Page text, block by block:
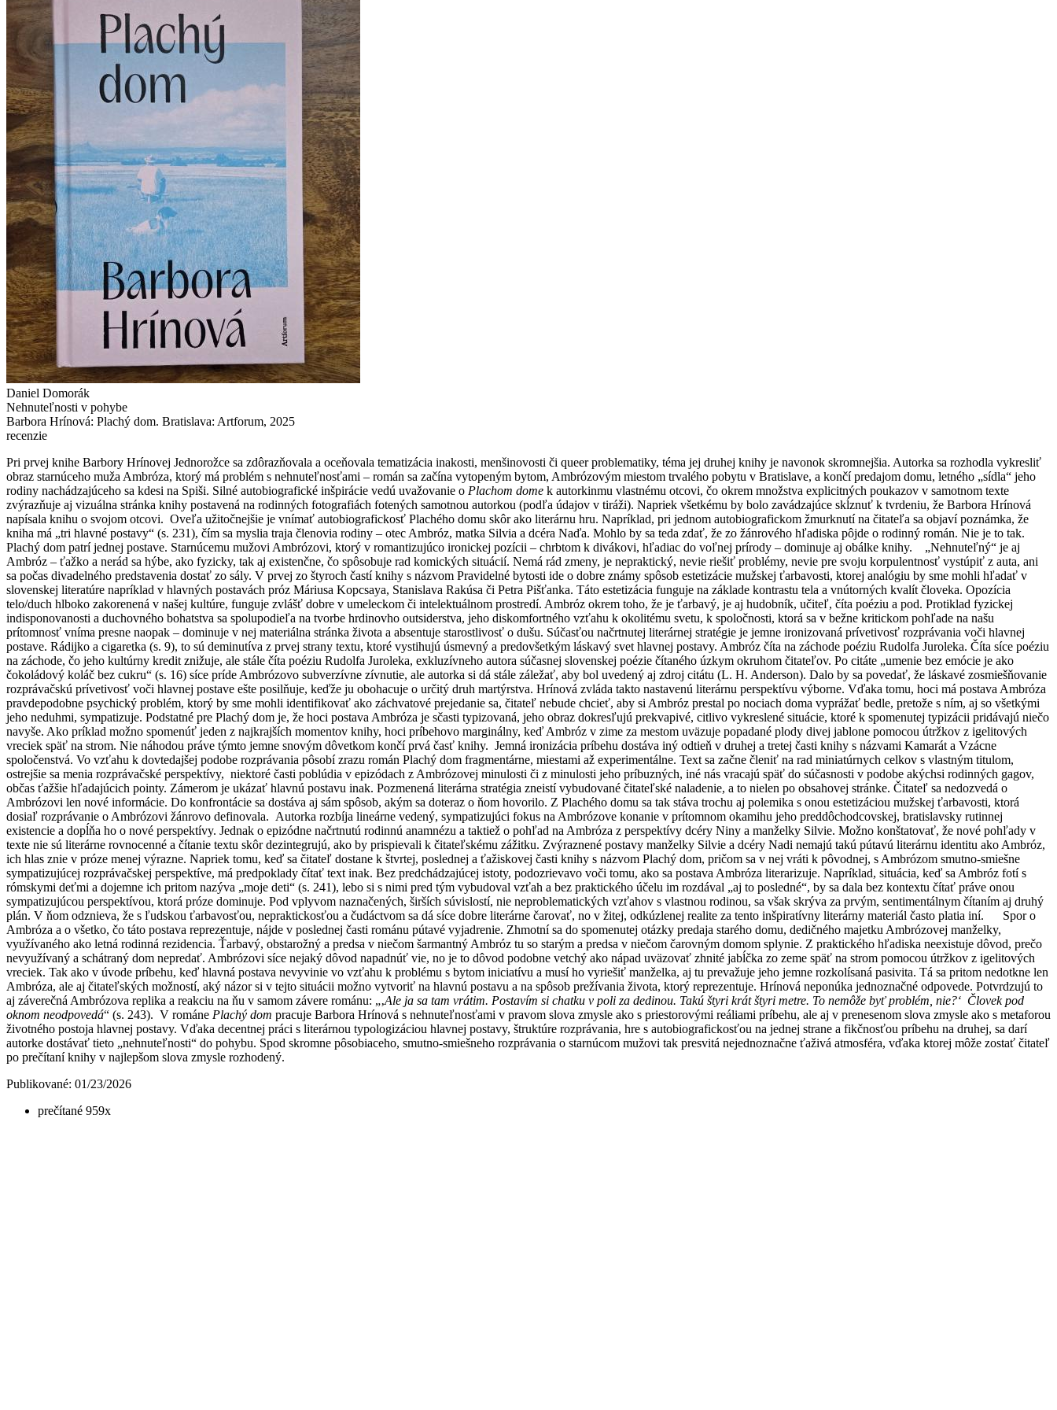
Daniel Domorák
Nehnuteľnosti v pohybe
Barbora Hrínová: Plachý dom. Bratislava: Artforum, 2025
recenzie
Pri prvej knihe Barbory Hrínovej Jednorožce sa zdôrazňovala a oceňovala tematizácia inakosti, menšinovosti či queer problematiky, téma jej druhej knihy je navonok skromnejšia. Autorka sa rozhodla vykresliť
obraz starnúceho muža Ambróza, ktorý má problém s nehnuteľnosťami – román sa začína vytopeným bytom, Ambrózovým miestom trvalého pobytu v Bratislave, a končí predajom domu, letného „sídla“ jeho
rodiny nachádzajúceho sa kdesi na Spiši. Silné autobiografické inšpirácie vedú uvažovanie o Plachom dome k autorkinmu vlastnému otcovi, čo okrem množstva explicitných poukazov v samotnom texte
zvýrazňuje aj vizuálna stránka knihy postavená na rodinných fotografiách fotených samotnou autorkou (podľa údajov v tiráži). Napriek všetkému by bolo zavádzajúce skĺznuť k tvrdeniu, že Barbora Hrínová
napísala knihu o svojom otcovi. Oveľa užitočnejšie je vnímať autobiografickosť Plachého domu skôr ako literárnu hru. Napríklad, pri jednom autobiografickom žmurknutí na čitateľa sa objaví poznámka, že
kniha má „tri hlavné postavy“ (s. 231), čím sa myslia traja členovia rodiny – otec Ambróz, matka Silvia a dcéra Naďa. Mohlo by sa teda zdať, že zo žánrového hľadiska pôjde o rodinný román. Nie je to tak.
Plachý dom patrí jednej postave. Starnúcemu mužovi Ambrózovi, ktorý v romantizujúco ironickej pozícii – chrbtom k divákovi, hľadiac do voľnej prírody – dominuje aj obálke knihy. „Nehnuteľný“ je aj
Ambróz – ťažko a nerád sa hýbe, ako fyzicky, tak aj existenčne, čo spôsobuje rad komických situácií. Nemá rád zmeny, je nepraktický, nevie riešiť problémy, nevie pre svoju korpulentnosť vystúpiť z auta, ani
sa počas divadelného predstavenia dostať zo sály. V prvej zo štyroch častí knihy s názvom Pravidelné bytosti ide o dobre známy spôsob estetizácie mužskej ťarbavosti, ktorej analógiu by sme mohli hľadať v
slovenskej literatúre napríklad v hlavných postavách próz Máriusa Kopcsaya, Stanislava Rakúsa či Petra Pišťanka. Táto estetizácia funguje na základe kontrastu tela a vnútorných kvalít človeka. Opozícia
telo/duch hlboko zakorenená v našej kultúre, funguje zvlášť dobre v umeleckom či intelektuálnom prostredí. Ambróz okrem toho, že je ťarbavý, je aj hudobník, učiteľ, číta poéziu a pod. Protiklad fyzickej
indisponovanosti a duchovného bohatstva sa spolupodieľa na tvorbe hrdinovho outsiderstva, jeho diskomfortného vzťahu k okolitému svetu, k spoločnosti, ktorá sa v bežne kritickom pohľade na našu
prítomnosť vníma presne naopak – dominuje v nej materiálna stránka života a absentuje starostlivosť o dušu. Súčasťou načrtnutej literárnej stratégie je jemne ironizovaná prívetivosť rozprávania voči hlavnej
postave. Rádijko a cigaretka (s. 9), to sú deminutíva z prvej strany textu, ktoré vystihujú úsmevný a predovšetkým láskavý svet hlavnej postavy. Ambróz číta na záchode poéziu Rudolfa Juroleka. Číta síce poéziu
na záchode, čo jeho kultúrny kredit znižuje, ale stále číta poéziu Rudolfa Juroleka, exkluzívneho autora súčasnej slovenskej poézie čítaného úzkym okruhom čitateľov. Po citáte „umenie bez emócie je ako
čokoládový koláč bez cukru“ (s. 16) síce príde Ambrózovo subverzívne zívnutie, ale autorka si dá stále záležať, aby bol uvedený aj zdroj citátu (L. H. Anderson). Dalo by sa povedať, že láskavé zosmiešňovanie
rozprávačskú prívetivosť voči hlavnej postave ešte posilňuje, keďže ju obohacuje o určitý druh martýrstva. Hrínová zvláda takto nastavenú literárnu perspektívu výborne. Vďaka tomu, hoci má postava Ambróza
pravdepodobne psychický problém, ktorý by sme mohli identifikovať ako záchvatové prejedanie sa, čitateľ nebude chcieť, aby si Ambróz prestal po nociach doma vyprážať bedle, pretože s ním, aj so všetkými
jeho neduhmi, sympatizuje. Podstatné pre Plachý dom je, že hoci postava Ambróza je sčasti typizovaná, jeho obraz dokresľujú prekvapivé, citlivo vykreslené situácie, ktoré k spomenutej typizácii pridávajú niečo
navyše. Ako príklad možno spomenúť jeden z najkrajších momentov knihy, hoci príbehovo marginálny, keď Ambróz v zime za mestom uväzuje popadané plody divej jablone pomocou útržkov z igelitových
vreciek späť na strom. Nie náhodou práve týmto jemne snovým dôvetkom končí prvá časť knihy. Jemná ironizácia príbehu dostáva iný odtieň v druhej a tretej časti knihy s názvami Kamarát a Vzácne
spoločenstvá. Vo vzťahu k dovtedajšej podobe rozprávania pôsobí zrazu román Plachý dom fragmentárne, miestami až experimentálne. Text sa začne členiť na rad miniatúrnych celkov s vlastným titulom,
ostrejšie sa menia rozprávačské perspektívy, niektoré časti poblúdia v epizódach z Ambrózovej minulosti či z minulosti jeho príbuzných, iné nás vracajú späť do súčasnosti v podobe akýchsi rodinných gagov,
občas ťažšie hľadajúcich pointy. Zámerom je ukázať hlavnú postavu inak. Pozmenená literárna stratégia zneistí vybudované čitateľské naladenie, a to nielen po obsahovej stránke. Čitateľ sa nedozvedá o
Ambrózovi len nové informácie. Do konfrontácie sa dostáva aj sám spôsob, akým sa doteraz o ňom hovorilo. Z Plachého domu sa tak stáva trochu aj polemika s onou estetizáciou mužskej ťarbavosti, ktorá
dosiaľ rozprávanie o Ambrózovi žánrovo definovala. Autorka rozbíja lineárne vedený, sympatizujúci fokus na Ambrózove konanie v prítomnom okamihu jeho preddôchodcovskej, bratislavsky rutinnej
existencie a dopĺňa ho o nové perspektívy. Jednak o epizódne načrtnutú rodinnú anamnézu a taktiež o pohľad na Ambróza z perspektívy dcéry Niny a manželky Silvie. Možno konštatovať, že nové pohľady v
texte nie sú literárne rovnocenné a čítanie textu skôr dezintegrujú, ako by prispievali k čitateľskému zážitku. Zvýraznené postavy manželky Silvie a dcéry Nadi nemajú takú pútavú literárnu identitu ako Ambróz,
ich hlas znie v próze menej výrazne. Napriek tomu, keď sa čitateľ dostane k štvrtej, poslednej a ťažiskovej časti knihy s názvom Plachý dom, pričom sa v nej vráti k pôvodnej, s Ambrózom smutno-smiešne
sympatizujúcej rozprávačskej perspektíve, má predpoklady čítať text inak. Bez predchádzajúcej istoty, podozrievavo voči tomu, ako sa postava Ambróza literarizuje. Napríklad, situácia, keď sa Ambróz fotí s
rómskymi deťmi a dojemne ich pritom nazýva „moje deti“ (s. 241), lebo si s nimi pred tým vybudoval vzťah a bez praktického účelu im rozdával „aj to posledné“, by sa dala bez kontextu čítať práve onou
sympatizujúcou perspektívou, ktorá próze dominuje. Pod vplyvom naznačených, širších súvislostí, nie neproblematických vzťahov s vlastnou rodinou, sa však skrýva za prvým, sentimentálnym čítaním aj druhý
plán. V ňom odznieva, že s ľudskou ťarbavosťou, nepraktickosťou a čudáctvom sa dá síce dobre literárne čarovať, no v žitej, odkúzlenej realite za tento inšpiratívny literárny materiál často platia iní. Spor o
Ambróza a o všetko, čo táto postava reprezentuje, nájde v poslednej časti románu pútavé vyjadrenie. Zhmotní sa do spomenutej otázky predaja starého domu, dedičného majetku Ambrózovej manželky,
využívaného ako letná rodinná rezidencia. Ťarbavý, obstarožný a predsa v niečom šarmantný Ambróz tu so starým a predsa v niečom čarovným domom splynie. Z praktického hľadiska neexistuje dôvod, prečo
nevyužívaný a schátraný dom nepredať. Ambrózovi síce nejaký dôvod napadnúť vie, no je to dôvod podobne vetchý ako nápad uväzovať zhnité jabĺčka zo zeme späť na strom pomocou útržkov z igelitových
vreciek. Tak ako v úvode príbehu, keď hlavná postava nevyvinie vo vzťahu k problému s bytom iniciatívu a musí ho vyriešiť manželka, aj tu prevažuje jeho jemne rozkolísaná pasivita. Tá sa pritom nedotkne len
Ambróza, ale aj čitateľských možností, aký názor si v tejto situácii možno vytvoriť na hlavnú postavu a na spôsob prežívania života, ktorý reprezentuje. Hrínová neponúka jednoznačné odpovede. Potvrdzujú to
aj záverečná Ambrózova replika a reakciu na ňu v samom závere románu: „‚Ale ja sa tam vrátim. Postavím si chatku v poli za dedinou. Takú štyri krát štyri metre. To nemôže byť problém, nie?‘ Človek pod
oknom neodpovedá“ (s. 243). V románe Plachý dom pracuje Barbora Hrínová s nehnuteľnosťami v pravom slova zmysle ako s priestorovými reáliami príbehu, ale aj v prenesenom slova zmysle ako s metaforou
životného postoja hlavnej postavy. Vďaka decentnej práci s literárnou typologizáciou hlavnej postavy, štruktúre rozprávania, hre s autobiografickosťou na jednej strane a fikčnosťou príbehu na druhej, sa darí
autorke dostávať tieto „nehnuteľnosti“ do pohybu. Spod skromne pôsobiaceho, smutno-smiešneho rozprávania o starnúcom mužovi tak presvitá nejednoznačne ťaživá atmosféra, vďaka ktorej môže zostať čitateľ
po prečítaní knihy v najlepšom slova zmysle rozhodený.
Publikované: 01/23/2026
prečítané 959x